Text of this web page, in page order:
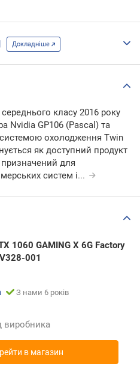
Докладніше
класу 2016 року
Nvidia GP106 (Pascal) та
охолодження Twin
як доступний продукт
призначений для
систем і...
1060 GAMING X 6G Factory
001
З нами 6 років
виробника
в магазин